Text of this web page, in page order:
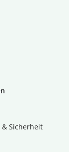
Sicherheit